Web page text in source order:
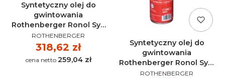
Syntetyczny olej do
gwintowania
Rothenberger Ronol Syn
5L - 65015
PRODUCENT
ROTHENBERGER
Cena
318,62 zł
Cena 259,04 zł
Syntetyczny olej do
gwintowania
Rothenberger Ronol Syn,
spary 600 mm - 65013
PRODUCENT
ROTHENBERGER